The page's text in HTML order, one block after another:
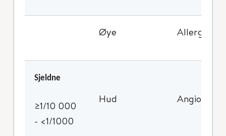
Øye Allergisk
Sjeldne
≥1/10 000
- <1/1000
Hud Angioødem